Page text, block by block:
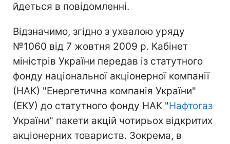
йдеться в повідомленні.
Відзначимо, згідно з ухвалою уряду
№1060 від 7 жовтня 2009 р. Кабінет
міністрів України передав із статутного
фонду національної акціонерної компанії
(НАК) "Енергетична компанія України"
(ЕКУ) до статутного фонду НАК "Нафтогаз
України" пакети акцій чотирьох відкритих
акціонерних товариств. Зокрема, в